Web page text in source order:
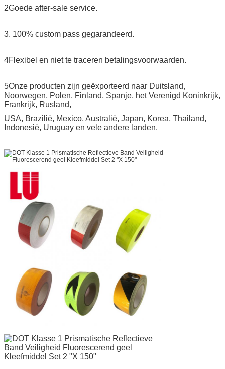
2Goede after-sale service.
3. 100% custom pass gegarandeerd.
4Flexibel en niet te traceren betalingsvoorwaarden.
5Onze producten zijn geëxporteerd naar Duitsland,
Noorwegen, Polen, Finland, Spanje, het Verenigd Koninkrijk,
Frankrijk, Rusland,
USA, Brazilië, Mexico, Australië, Japan, Korea, Thailand,
Indonesië, Uruguay en vele andere landen.